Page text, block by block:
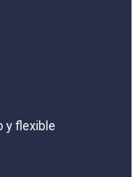
y flexible